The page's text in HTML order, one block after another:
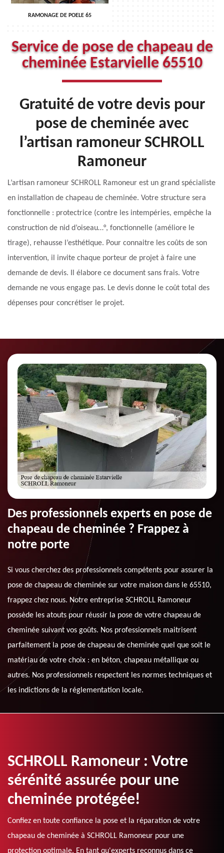
RAMONAGE DE POELE 65
Service de pose de chapeau de
cheminée Estarvielle 65510
Gratuité de votre devis pour
pose de cheminée avec
l’artisan ramoneur SCHROLL
Ramoneur
L’artisan ramoneur SCHROLL Ramoneur est un grand spécialiste
en installation de chapeau de cheminée. Votre structure sera
fonctionnelle : protectrice (contre les intempéries, empêche la
construction de nid d’oiseau…°, fonctionnelle (améliore le
tirage), rehausse l’esthétique. Pour connaitre les coûts de son
intervention, il invite chaque porteur de projet à faire une
demande de devis. Il élabore ce document sans frais. Votre
demande ne vous engage pas. Le devis donne le coût total des
dépenses pour concrétiser le projet.
Des professionnels experts en pose de
chapeau de cheminée ? Frappez à
notre porte
Si vous cherchez des professionnels compétents pour assurer la
pose de chapeau de cheminée sur votre maison dans le 65510,
frappez chez nous. Notre entreprise SCHROLL Ramoneur
possède les atouts pour réussir la pose de votre chapeau de
cheminée suivant vos goûts. Nos professionnels maitrisent
parfaitement la pose de chapeau de cheminée quel que soit le
matériau de votre choix : en béton, chapeau métallique ou
autres. Nos professionnels respectent les normes techniques et
les indictions de la réglementation locale.
SCHROLL Ramoneur : Votre
sérénité assurée pour une
cheminée protégée!
Confiez en toute confiance la pose et la réparation de votre
chapeau de cheminée à SCHROLL Ramoneur pour une
protection optimale. En tant qu'experts reconnus dans ce